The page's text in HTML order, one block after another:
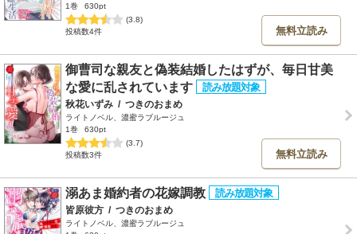
1巻
630pt
(3.8)
投稿数4件
無料立読み
御曹司な親友と偽装結婚したはずが、毎日甘美
な愛に乱されています
秋花いずみ / つきのおまめ
ライトノベル、濃蜜ラブルージュ
1巻
630pt
(3.7)
投稿数3件
無料立読み
溺あま婚約者の花嫁調教
皆原彼方 / つきのおまめ
ライトノベル、濃蜜ラブルージュ